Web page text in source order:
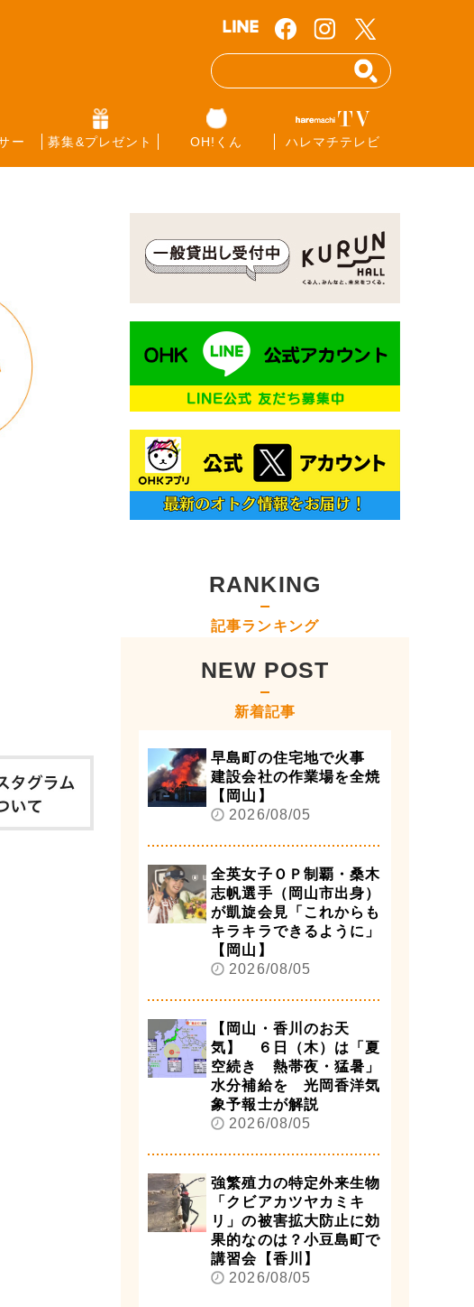
ー 募集&プレゼント OH!くん ハレマチテレビ
RANKING
記事ランキング
NEW POST
新着記事
早島町の住宅地で火事
建設会社の作業場を全焼
【岡山】
2026/08/05
全英女子ＯＰ制覇・桑木
志帆選手（岡山市出身）
が凱旋会見「これからも
キラキラできるように」
【岡山】
2026/08/05
【岡山・香川のお天
気】 ６日（木）は「夏
空続き 熱帯夜・猛暑」
水分補給を 光岡香洋気
象予報士が解説
2026/08/05
強繁殖力の特定外来生物
「クビアカツヤカミキ
リ」の被害拡大防止に効
果的なのは？小豆島町で
講習会【香川】
2026/08/05